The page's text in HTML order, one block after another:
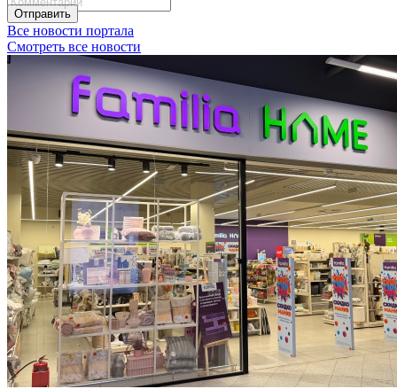
Отправить
Все новости портала
Смотреть все новости